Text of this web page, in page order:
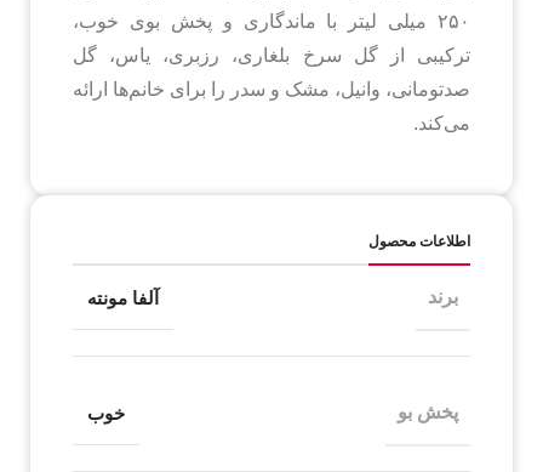
۲۵۰ میلی لیتر با ماندگاری و پخش بوی خوب،
ترکیبی از گل سرخ بلغاری، رزبری، یاس، گل
صدتومانی، وانیل، مشک و سدر را برای خانم‌ها ارائه
می‌کند.
اطلاعات محصول
برند آلفا مونته
پخش بو خوب